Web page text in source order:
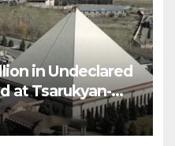
in Undeclared
at Tsarukyan-
Center